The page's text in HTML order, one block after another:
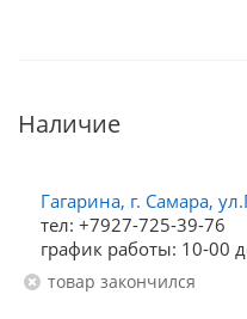
Наличие
Гагарина, г. Самара,
тел: +7927-725-39-76
график работы: 10-00
Товар закончился